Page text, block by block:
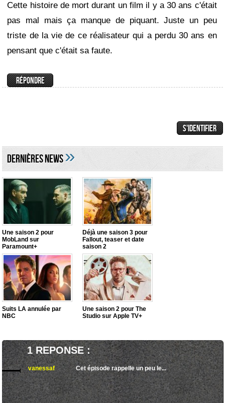
Cette histoire de mort durant un film il y a 30 ans c'était
pas mal mais ça manque de piquant. Juste un peu
triste de la vie de ce réalisateur qui a perdu 30 ans en
pensant que c'était sa faute.
DERNIÈRES NEWS»
Une saison 2 pour
MobLand sur
Paramount+
Déjà une saison 3 pour
Fallout, teaser et date
saison 2
Suits LA annulée par
NBC
Une saison 2 pour The
Studio sur Apple TV+
1 REPONSE :
vanessaf Cet épisode rappelle un peu le...